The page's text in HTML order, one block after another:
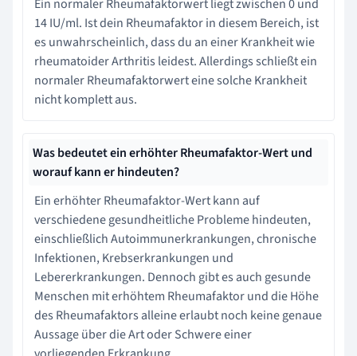
Ein normaler Rheumafaktorwert liegt zwischen 0 und
14 IU/ml. Ist dein Rheumafaktor in diesem Bereich, ist
es unwahrscheinlich, dass du an einer Krankheit wie
rheumatoider Arthritis leidest. Allerdings schließt ein
normaler Rheumafaktorwert eine solche Krankheit
nicht komplett aus.
Was bedeutet ein erhöhter Rheumafaktor-Wert und
worauf kann er hindeuten?
Ein erhöhter Rheumafaktor-Wert kann auf
verschiedene gesundheitliche Probleme hindeuten,
einschließlich Autoimmunerkrankungen, chronische
Infektionen, Krebserkrankungen und
Lebererkrankungen. Dennoch gibt es auch gesunde
Menschen mit erhöhtem Rheumafaktor und die Höhe
des Rheumafaktors alleine erlaubt noch keine genaue
Aussage über die Art oder Schwere einer